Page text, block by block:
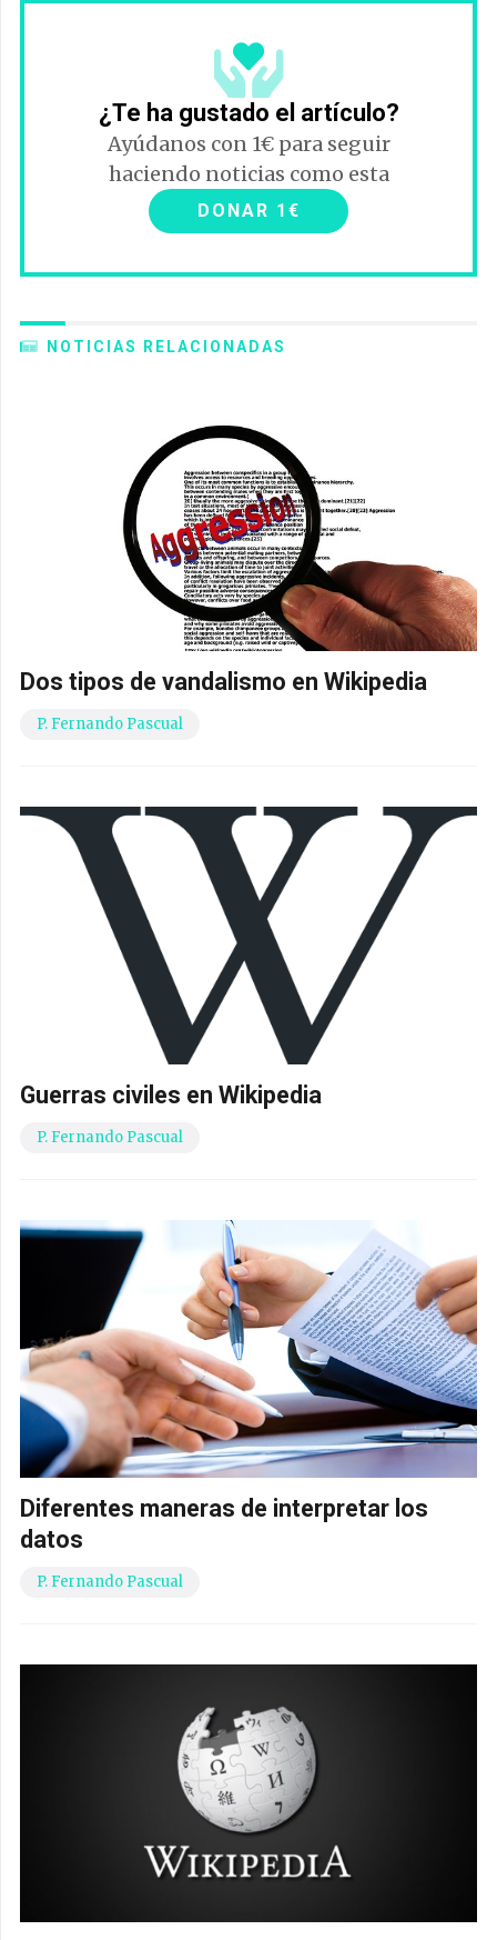
¿Te ha gustado el artículo?
Ayúdanos con 1€ para seguir
haciendo noticias como esta
DONAR 1€
NOTICIAS RELACIONADAS
Dos tipos de vandalismo en Wikipedia
P. Fernando Pascual
Guerras civiles en Wikipedia
P. Fernando Pascual
Diferentes maneras de interpretar los
datos
P. Fernando Pascual